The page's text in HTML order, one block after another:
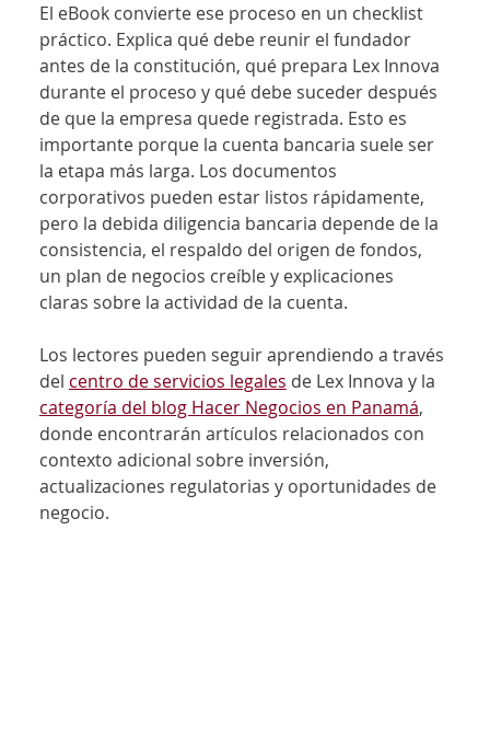
El eBook convierte ese proceso en un checklist
práctico. Explica qué debe reunir el fundador
antes de la constitución, qué prepara Lex Innova
durante el proceso y qué debe suceder después
de que la empresa quede registrada. Esto es
importante porque la cuenta bancaria suele ser
la etapa más larga. Los documentos
corporativos pueden estar listos rápidamente,
pero la debida diligencia bancaria depende de la
consistencia, el respaldo del origen de fondos,
un plan de negocios creíble y explicaciones
claras sobre la actividad de la cuenta.
Los lectores pueden seguir aprendiendo a través
del centro de servicios legales de Lex Innova y la
categoría del blog Hacer Negocios en Panamá,
donde encontrarán artículos relacionados con
contexto adicional sobre inversión,
actualizaciones regulatorias y oportunidades de
negocio.